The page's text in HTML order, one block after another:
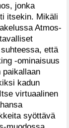
jonka
itsekin. Mikäli
Atmos-
että
-ominaisuus
paikallaan
kadun
virtuaalinen
syöttävä